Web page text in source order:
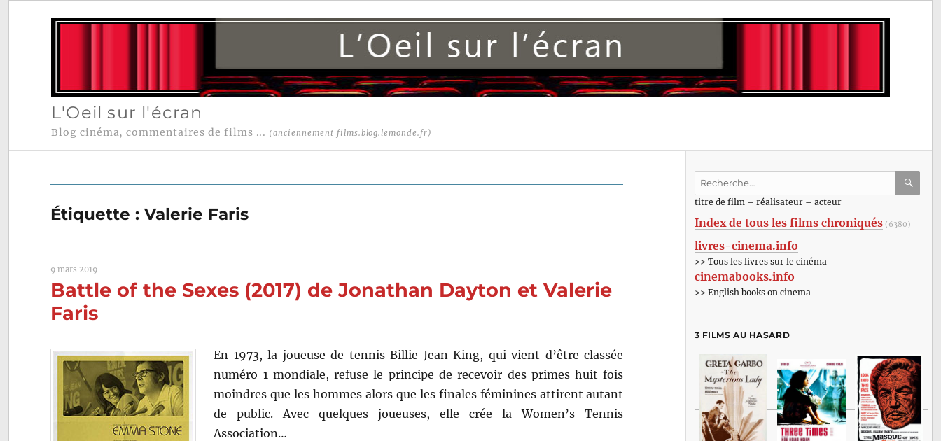
L'Oeil sur l'écran
Blog cinéma, commentaires de films ... (anciennement films.blog.lemonde.fr)
Étiquette :Valerie Faris
9 mars 2019
Battle of the Sexes (2017) de Jonathan Dayton et Valerie
Faris
En 1973, la joueuse de tennis Billie Jean King, qui vient d’être classée
numéro 1 mondiale, refuse le principe de recevoir des primes huit fois
moindres que les hommes alors que les finales féminines attirent autant
de public. Avec quelques joueuses, elle crée la Women’s Tennis
Association…
Recherche
:titre de film – réalisateur – acteur
Index de tous les films chroniqués (6380)
livres-cinema.info
>> Tous les livres sur le cinéma
cinemabooks.info
>> English books on cinema
3 FILMS AU HASARD